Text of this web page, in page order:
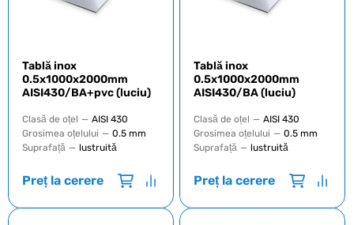
Tablă inox
0.5x1000x2000mm
AISI430/BA+pvc (luciu)
Clasă de oțel — AISI 430
Grosimea oțelului — 0.5 mm
Suprafață — lustruită
Preț la cerere
Tablă inox
0.5x1000x2000mm
AISI430/BA (luciu)
Clasă de oțel — AISI 430
Grosimea oțelului — 0.5 mm
Suprafață — lustruită
Preț la cerere